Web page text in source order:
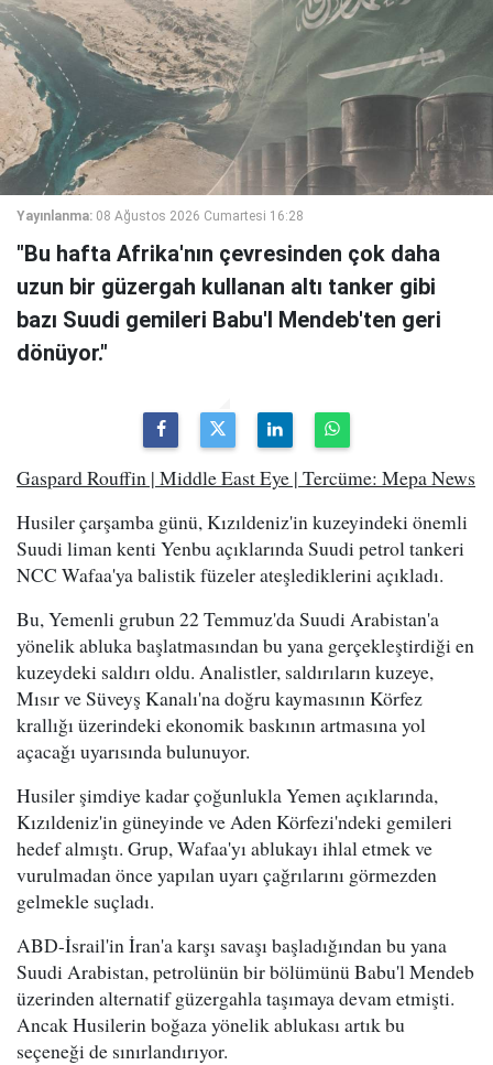
Yayınlanma: 08 Ağustos 2026 Cumartesi 16:28
"Bu hafta Afrika'nın çevresinden çok daha
uzun bir güzergah kullanan altı tanker gibi
bazı Suudi gemileri Babu'l Mendeb'ten geri
dönüyor."
Gaspard Rouffin | Middle East Eye | Tercüme: Mepa News
Husiler çarşamba günü, Kızıldeniz'in kuzeyindeki önemli
Suudi liman kenti Yenbu açıklarında Suudi petrol tankeri
NCC Wafaa'ya balistik füzeler ateşlediklerini açıkladı.
Bu, Yemenli grubun 22 Temmuz'da Suudi Arabistan'a
yönelik abluka başlatmasından bu yana gerçekleştirdiği en
kuzeydeki saldırı oldu. Analistler, saldırıların kuzeye,
Mısır ve Süveyş Kanalı'na doğru kaymasının Körfez
krallığı üzerindeki ekonomik baskının artmasına yol
açacağı uyarısında bulunuyor.
Husiler şimdiye kadar çoğunlukla Yemen açıklarında,
Kızıldeniz'in güneyinde ve Aden Körfezi'ndeki gemileri
hedef almıştı. Grup, Wafaa'yı ablukayı ihlal etmek ve
vurulmadan önce yapılan uyarı çağrılarını görmezden
gelmekle suçladı.
ABD-İsrail'in İran'a karşı savaşı başladığından bu yana
Suudi Arabistan, petrolünün bir bölümünü Babu'l Mendeb
üzerinden alternatif güzergahla taşımaya devam etmişti.
Ancak Husilerin boğaza yönelik ablukası artık bu
seçeneği de sınırlandırıyor.